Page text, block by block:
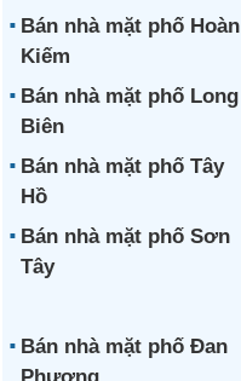
Bán nhà mặt phố Hoàn
Kiếm
Bán nhà mặt phố Long
Biên
Bán nhà mặt phố Tây
Hồ
Bán nhà mặt phố Sơn
Tây
Bán nhà mặt phố Đan